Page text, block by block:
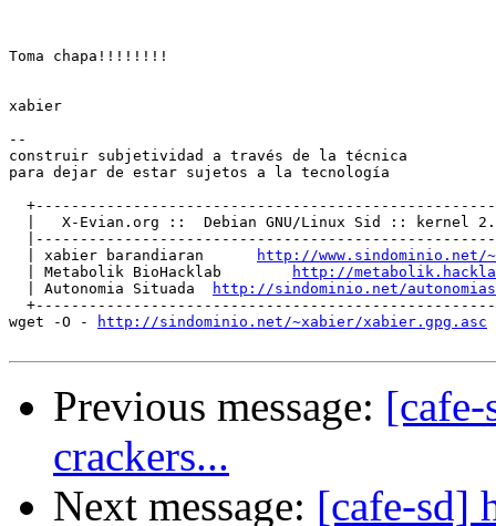
Toma chapa!!!!!!!!
xabier
--
construir subjetividad a través de la técnica
para dejar de estar sujetos a la tecnología
|   X-Evian.org ::  Debian GNU/Linux Sid :: kernel
  | xabier barandiaran
http://www.sindominio.net/
  | Metabolik BioHacklab
http://
  | Autonomia Situada
http://sindominio.net/
wget -O -
http://sindominio.net/~xabier/xabier.gpg.asc
Previous message: [cafe-
crackers...
Next message: [cafe-sd]